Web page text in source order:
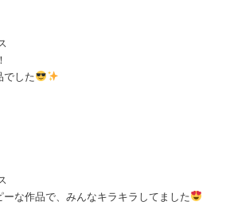
でした
な作品で、みんなキラキラしてました